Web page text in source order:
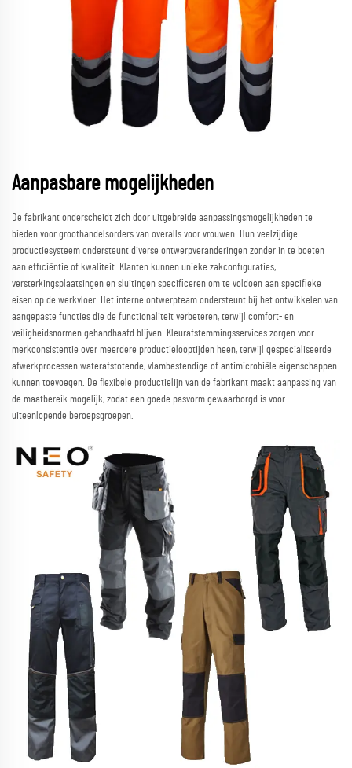
Aanpasbare mogelijkheden
De fabrikant onderscheidt zich door uitgebreide aanpassingsmogelijkheden te
bieden voor groothandelsorders van overalls voor vrouwen. Hun veelzijdige
productiesysteem ondersteunt diverse ontwerpveranderingen zonder in te boeten
aan efficiëntie of kwaliteit. Klanten kunnen unieke zakconfiguraties,
versterkingsplaatsingen en sluitingen specificeren om te voldoen aan specifieke
eisen op de werkvloer. Het interne ontwerpteam ondersteunt bij het ontwikkelen van
aangepaste functies die de functionaliteit verbeteren, terwijl comfort- en
veiligheidsnormen gehandhaafd blijven. Kleurafstemmingsservices zorgen voor
merkconsistentie over meerdere productielooptijden heen, terwijl gespecialiseerde
afwerkprocessen waterafstotende, vlambestendige of antimicrobiële eigenschappen
kunnen toevoegen. De flexibele productielijn van de fabrikant maakt aanpassing van
de maatbereik mogelijk, zodat een goede pasvorm gewaarborgd is voor
uiteenlopende beroepsgroepen.